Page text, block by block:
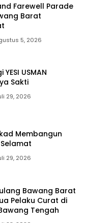
Farewell Parade
Barat
5, 2026
USMAN
Sakti
29, 2026
Membangun
29, 2026
Bawang Barat
Pelaku Curat di
Tengah